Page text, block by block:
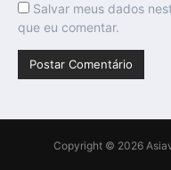
Salvar meus dados
que eu comentar.
Copyright © 2026